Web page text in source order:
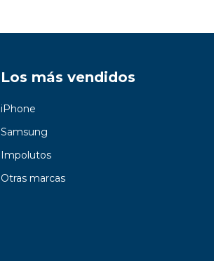
Los más vendidos
iPhone
Samsung
Impolutos
Otras marcas